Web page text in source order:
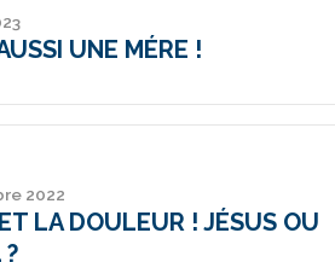
UNE MÉRE !
2022
LA DOULEUR ! JÉSUS OU
?